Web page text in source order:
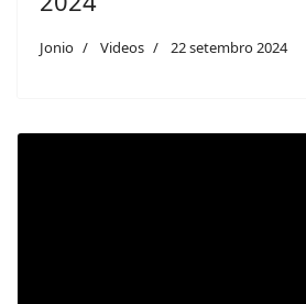
Jonio Videos 22 setembro 2024